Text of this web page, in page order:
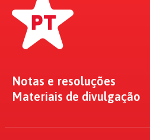
Notas e resoluções
Materiais de divulgação